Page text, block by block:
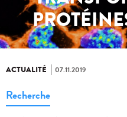
ACTUALITÉ 07.11.2019
Recherche